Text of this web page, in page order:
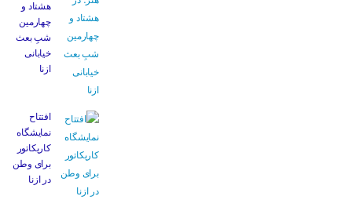
هشتاد و
چهارمین
شبِ بعث
خیابانی
ازنا
افتتاح
نمایشگاه
کاریکاتور
برای وطن
در ازنا